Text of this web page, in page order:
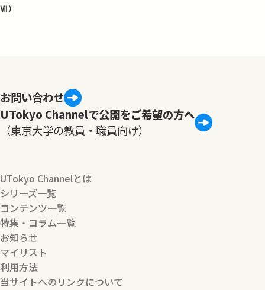
）
お問い合わせ
UTokyo Channelで公開をご希望の方へ
（東京大学の教員・職員向け）
UTokyo Channelとは
シリーズ一覧
コンテンツ一覧
特集・コラム一覧
お知らせ
マイリスト
利用方法
当サイトへのリンクについて